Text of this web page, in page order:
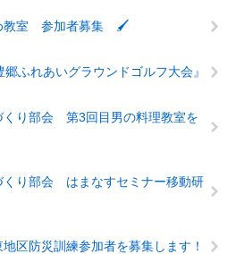
め教室 参加者募集 🖌
郷ふれあいグラウンドゴルフ大会』
くり部会 第3回目男の料理教室を
くり部会 はまなすセミナー移動研
区防災訓練参加者を募集します！